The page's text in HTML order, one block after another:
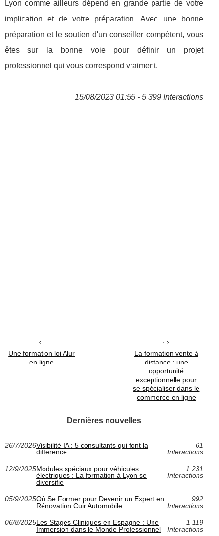
Lyon comme ailleurs dépend en grande partie de votre
implication et de votre préparation. Avec une bonne
préparation et le soutien d'un conseiller compétent, vous
êtes sur la bonne voie pour définir un projet
professionnel qui vous correspond vraiment.
15/08/2023 01:55 - 5 399 Interactions
Une formation loi Alur
en ligne
La formation vente à
distance : une
opportunité
exceptionnelle pour
se spécialiser dans le
commerce en ligne
Dernières nouvelles
26/7/2026Visibilité IA : 5 consultants qui font la
différence
61
Interactions
12/9/2025Modules spéciaux pour véhicules
électriques : La formation à Lyon se
diversifie
1 231
Interactions
05/9/2025Où Se Former pour Devenir un Expert en
Rénovation Cuir Automobile
992
Interactions
06/8/2025Les Stages Cliniques en Espagne : Une
Immersion dans le Monde Professionnel
1 119
Interactions